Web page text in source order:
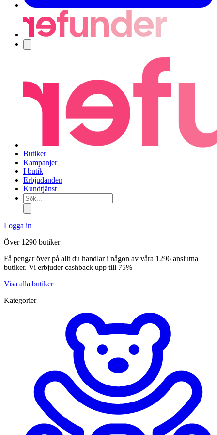
Butiker
Kampanjer
I butik
Erbjudanden
Kundtjänst
Sök...
Logga in
Över 1290 butiker
Få pengar över på allt du handlar i någon av våra 1296 anslutna
butiker. Vi erbjuder cashback upp till 75%
Visa alla butiker
Kategorier